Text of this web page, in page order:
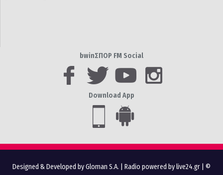
bwinΣΠΟΡ FM Social
Download App
Designed & Developed by Gloman S.A. Radio powered by live24.gr | ©